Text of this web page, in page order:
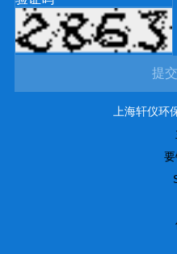
提
上海轩仪环